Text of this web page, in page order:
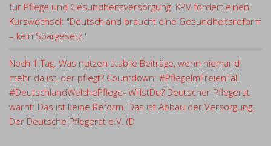
für Pflege und Gesundheitsversorgung KPV fordert einen
Kurswechsel: "Deutschland braucht eine Gesundheitsreform
– kein Spargesetz."
Noch 1 Tag. Was nutzen stabile Beiträge, wenn niemand
mehr da ist, der pflegt? Countdown: #PflegeImFreienFall
#DeutschlandWelchePflege- WillstDu? Deutscher Pflegerat
warnt: Das ist keine Reform. Das ist Abbau der Versorgung.
Der Deutsche Pflegerat e.V. (D